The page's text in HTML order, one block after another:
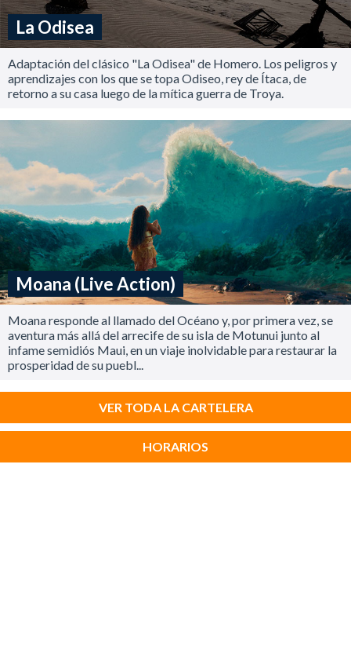
La Odisea
Adaptación del clásico "La Odisea" de Homero. Los peligros y
aprendizajes con los que se topa Odiseo, rey de Ítaca, de
retorno a su casa luego de la mítica guerra de Troya.
Moana (Live Action)
Moana responde al llamado del Océano y, por primera vez, se
aventura más allá del arrecife de su isla de Motunui junto al
infame semidiós Maui, en un viaje inolvidable para restaurar la
prosperidad de su puebl...
VER TODA LA CARTELERA
HORARIOS